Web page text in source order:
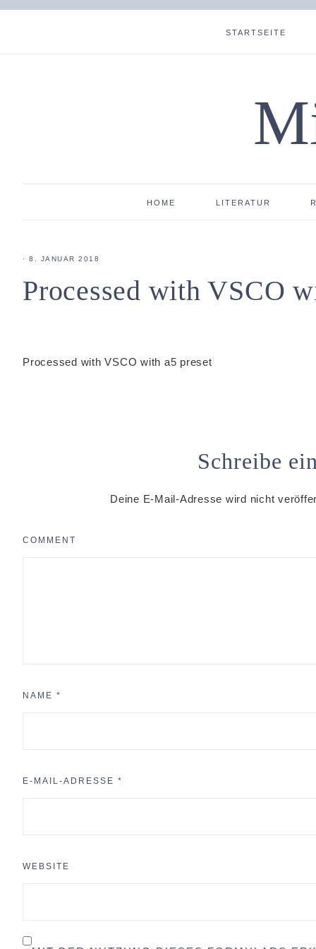
STARTSEITE
HOME LITERATUR
· 8. JANUAR 2018
Processed with VSCO
Processed with VSCO with a5 preset
Schreibe
Deine E-Mail-Adresse wird nicht
COMMENT
NAME *
E-MAIL-ADRESSE *
WEBSITE